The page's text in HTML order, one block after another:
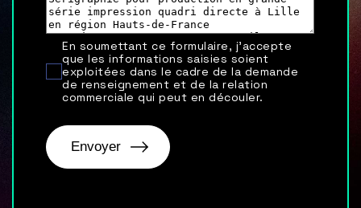
En soumettant ce formulaire, j'accepte
que les informations saisies soient
exploitées dans le cadre de la demande
de renseignement et de la relation
commerciale qui peut en découler.